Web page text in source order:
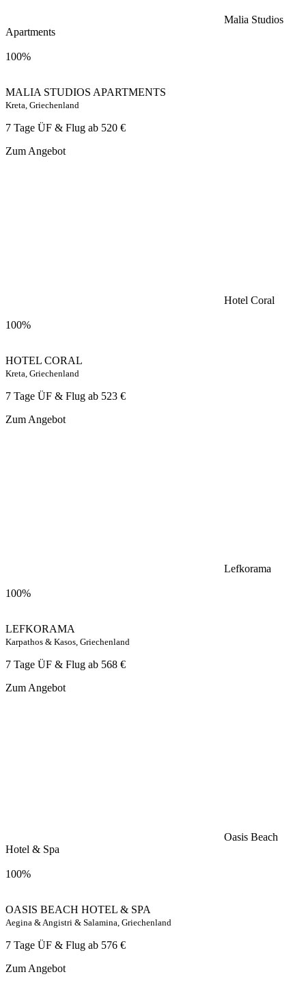
Malia Studios
Apartments
100%
MALIA STUDIOS APARTMENTS
Kreta, Griechenland
7 Tage ÜF & Flug ab 520 €
Zum Angebot
Hotel Coral
100%
HOTEL CORAL
Kreta, Griechenland
7 Tage ÜF & Flug ab 523 €
Zum Angebot
Lefkorama
100%
LEFKORAMA
Karpathos & Kasos, Griechenland
7 Tage ÜF & Flug ab 568 €
Zum Angebot
Oasis Beach
Hotel & Spa
100%
OASIS BEACH HOTEL & SPA
Aegina & Angistri & Salamina, Griechenland
7 Tage ÜF & Flug ab 576 €
Zum Angebot